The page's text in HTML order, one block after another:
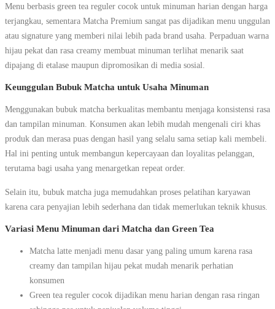
Menu berbasis green tea reguler cocok untuk minuman harian dengan harga
terjangkau, sementara Matcha Premium sangat pas dijadikan menu unggulan
atau signature yang memberi nilai lebih pada brand usaha. Perpaduan warna
hijau pekat dan rasa creamy membuat minuman terlihat menarik saat
dipajang di etalase maupun dipromosikan di media sosial.
Keunggulan Bubuk Matcha untuk Usaha Minuman
Menggunakan bubuk matcha berkualitas membantu menjaga konsistensi rasa
dan tampilan minuman. Konsumen akan lebih mudah mengenali ciri khas
produk dan merasa puas dengan hasil yang selalu sama setiap kali membeli.
Hal ini penting untuk membangun kepercayaan dan loyalitas pelanggan,
terutama bagi usaha yang menargetkan repeat order.
Selain itu, bubuk matcha juga memudahkan proses pelatihan karyawan
karena cara penyajian lebih sederhana dan tidak memerlukan teknik khusus.
Variasi Menu Minuman dari Matcha dan Green Tea
Matcha latte menjadi menu dasar yang paling umum karena rasa
creamy dan tampilan hijau pekat mudah menarik perhatian
konsumen
Green tea reguler cocok dijadikan menu harian dengan rasa ringan